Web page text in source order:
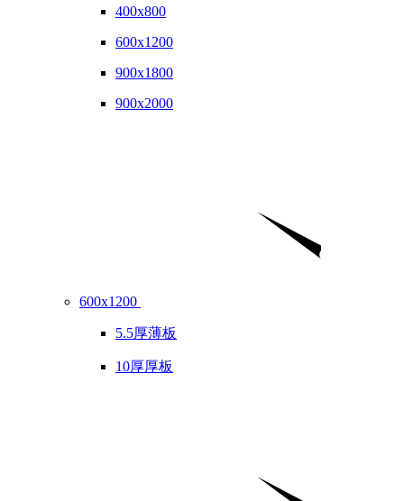
400x800
600x1200
900x1800
900x2000
600x1200
5.5厚薄板
10厚厚板